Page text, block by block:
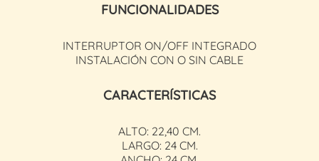
FUNCIONALIDADES
INTERRUPTOR ON/OFF INTEGRADO
INSTALACIÓN CON O SIN CABLE
CARACTERÍSTICAS
ALTO: 22,40 CM.
LARGO: 24 CM.